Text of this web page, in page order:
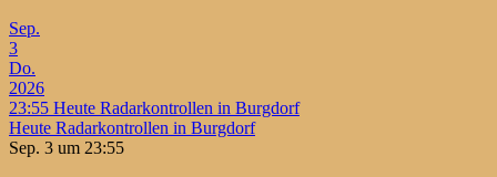
Sep.
3
Do.
2026
23:55 Heute Radarkontrollen in Burgdorf
Heute Radarkontrollen in Burgdorf
Sep. 3 um 23:55